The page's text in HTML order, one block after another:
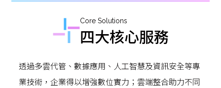
Core Solutions
四大核心服務
透過多雲代管、數據應用、人工智慧及資訊安全等專
業技術，企業得以增強數位實力；雲端整合助力不同